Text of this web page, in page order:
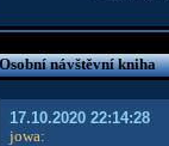
návštěvní kniha
17.10.2020 22:14:28
jowa: